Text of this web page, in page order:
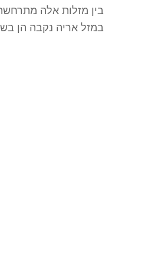
בין מזלות אלה
במזל אריה נקבה הן